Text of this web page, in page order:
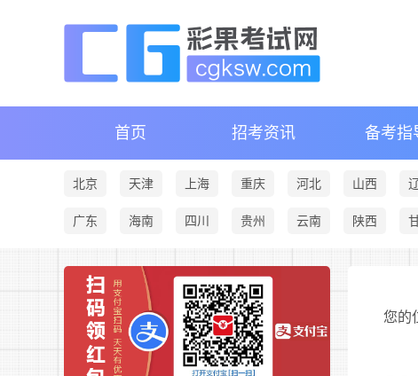
首页 招考资讯 备考指
北京 天津 上海 重庆 河北 山西
广东 海南 四川 贵州 云南 陕西
您的